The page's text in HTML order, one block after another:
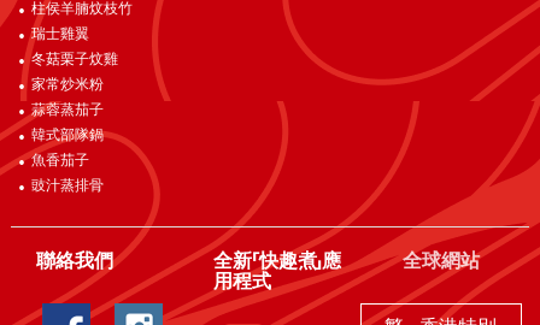
柱侯羊腩炆枝竹
瑞士雞翼
冬菇栗子炆雞
家常炒米粉
蒜蓉蒸茄子
韓式部隊鍋
魚香茄子
豉汁蒸排骨
聯絡我們
全新「快趣煮」應
用程式
全球網站